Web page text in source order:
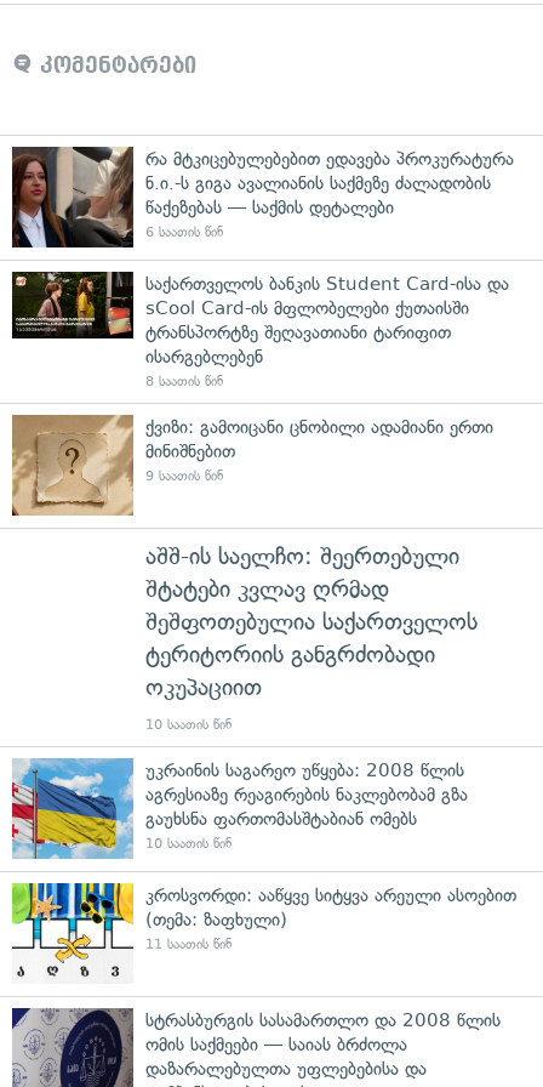
კომენტარები
რა მტკიცებულებებით ედავება პროკურატურა
ნ.ი.-ს გიგა ავალიანის საქმეზე ძალადობის
წაქეზებას — საქმის დეტალები
6 საათის წინ
საქართველოს ბანკის Student Card-ისა და
sCool Card-ის მფლობელები ქუთაისში
ტრანსპორტზე შეღავათიანი ტარიფით
ისარგებლებენ
8 საათის წინ
ქვიზი: გამოიცანი ცნობილი ადამიანი ერთი
მინიშნებით
9 საათის წინ
აშშ-ის საელჩო: შეერთებული
შტატები კვლავ ღრმად
შეშფოთებულია საქართველოს
ტერიტორიის განგრძობადი
ოკუპაციით
10 საათის წინ
უკრაინის საგარეო უწყება: 2008 წლის
აგრესიაზე რეაგირების ნაკლებობამ გზა
გაუხსნა ფართომასშტაბიან ომებს
10 საათის წინ
კროსვორდი: ააწყვე სიტყვა არეული ასოებით
(თემა: ზაფხული)
11 საათის წინ
სტრასბურგის სასამართლო და 2008 წლის
ომის საქმეები — საიას ბრძოლა
დაზარალებულთა უფლებებისა და